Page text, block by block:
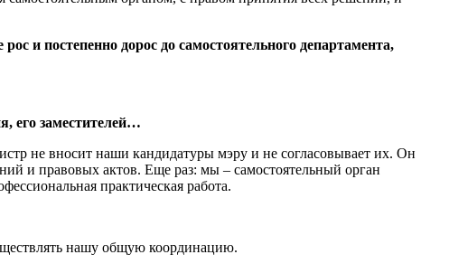
и постепенно дорос до самостоятельного департамента,
его заместителей…
не вносит наши кандидатуры мэру и не согласовывает их. Он
и правовых актов. Еще раз: мы – самостоятельный орган
практическая работа.
нашу общую координацию.